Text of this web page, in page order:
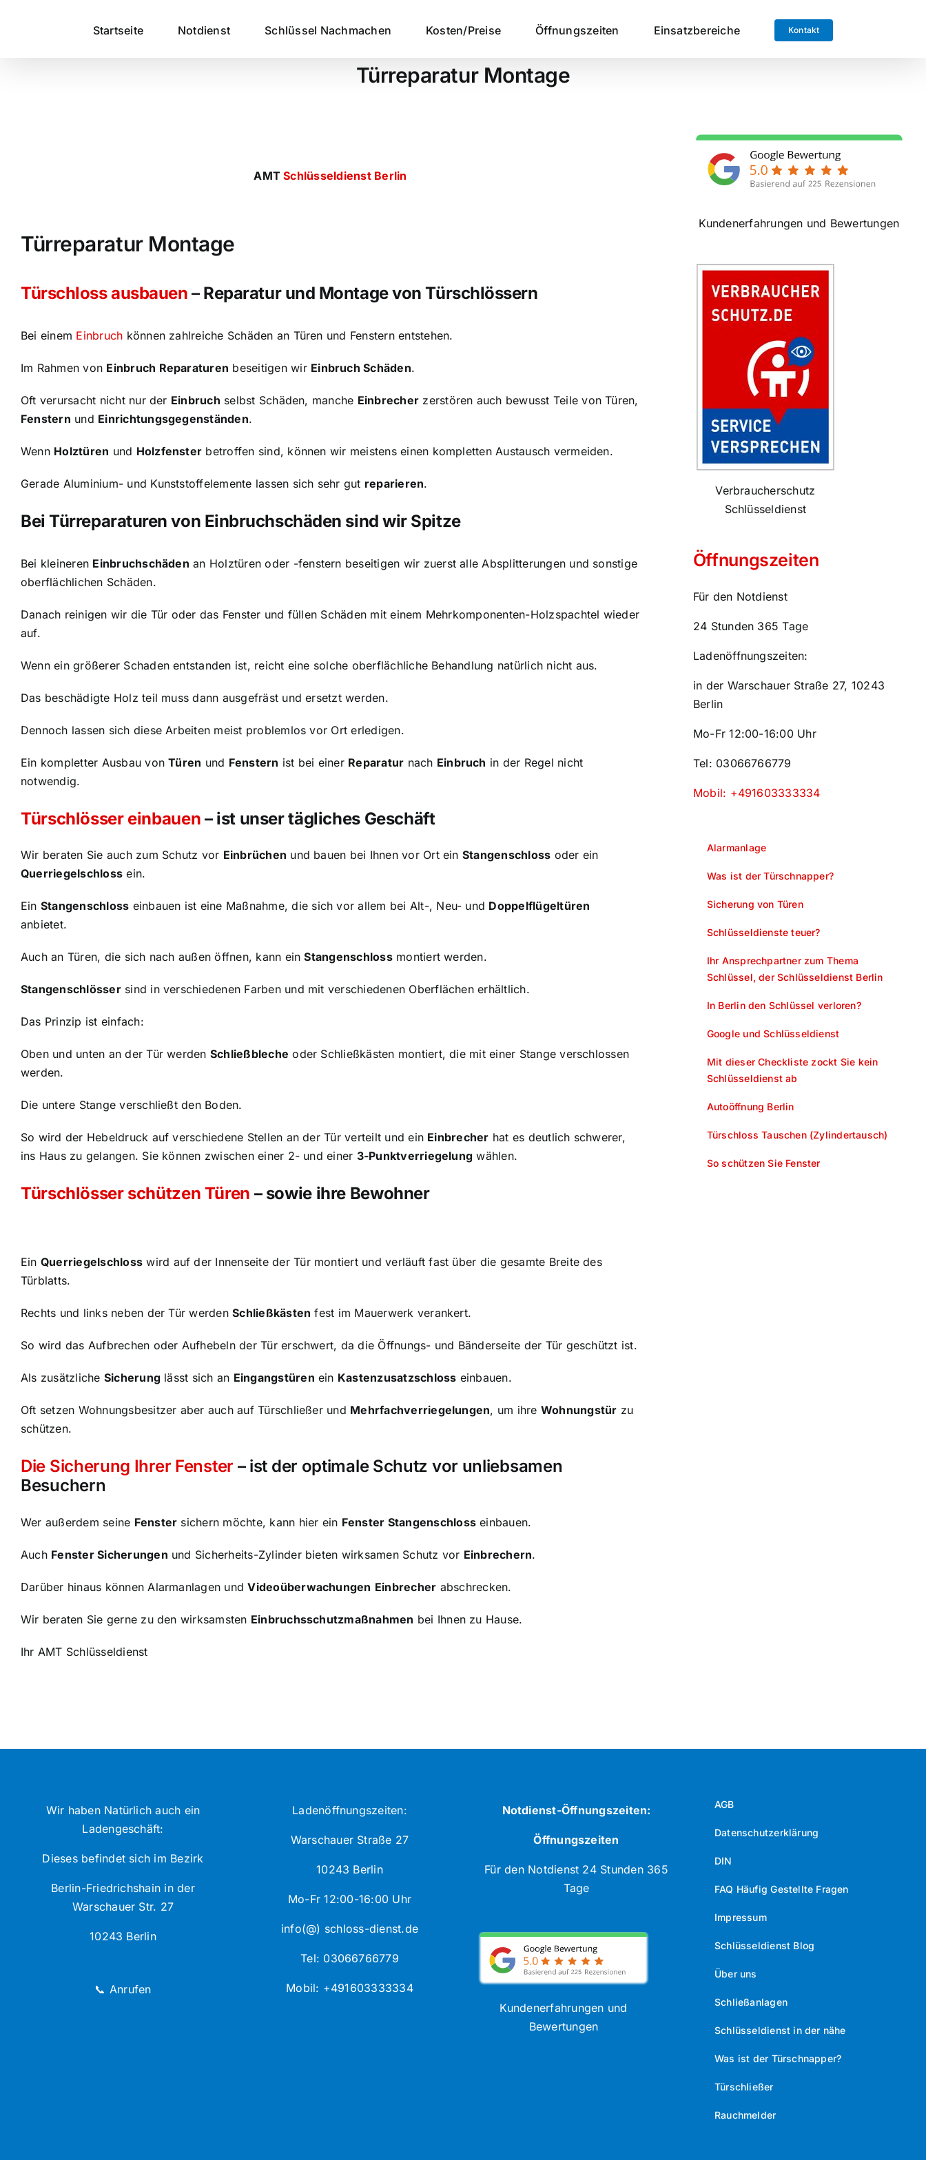
Startseite Notdienst Schlüssel Nachmachen Kosten/Preise Öffnungszeiten Einsatzbereiche Kontakt
Türreparatur Montage
AMTSchlüsseldienst Berlin
Türreparatur Montage
Türschlossausbauen – Reparatur und Montage von Türschlössern
Bei einem Einbruch können zahlreiche Schäden an Türen und Fenstern entstehen.
Im Rahmen von Einbruch Reparaturen beseitigen wir Einbruch Schäden.
Oft verursacht nicht nur der Einbruch selbst Schäden, manche Einbrecher zerstören auch bewusst Teile von Türen,
Fenstern und Einrichtungsgegenständen.
Wenn Holztüren und Holzfenster betroffen sind, können wir meistens einen kompletten Austausch vermeiden.
Gerade Aluminium- und Kunststoffelemente lassen sich sehr gut reparieren.
Bei Türreparaturen von Einbruchschäden sind wir Spitze
Bei kleineren Einbruchschäden an Holztüren oder -fenstern beseitigen wir zuerst alle Absplitterungen und sonstige
oberflächlichen Schäden.
Danach reinigen wir die Tür oder das Fenster und füllen Schäden mit einem Mehrkomponenten-Holzspachtel wieder
auf.
Wenn ein größerer Schaden entstanden ist, reicht eine solche oberflächliche Behandlung natürlich nicht aus.
Das beschädigte Holz teil muss dann ausgefräst und ersetzt werden.
Dennoch lassen sich diese Arbeiten meist problemlos vor Ort erledigen.
Ein kompletter Ausbau vonTüren und Fenstern ist bei einer Reparatur nach Einbruch in der Regel nicht
notwendig.
Türschlösser einbauen – ist unser tägliches Geschäft
Wir beraten Sie auch zum Schutz vor Einbrüchen und bauen bei Ihnen vor Ort ein Stangenschloss oder ein
Querriegelschloss ein.
Ein Stangenschloss einbauen ist eine Maßnahme, die sich vor allem bei Alt-, Neu- und Doppelflügeltüren
anbietet.
Auch an Türen, die sich nach außen öffnen, kann einStangenschlossmontiert werden.
Stangenschlössersind in verschiedenen Farben und mit verschiedenen Oberflächen erhältlich.
Das Prinzip ist einfach:
Oben und unten an der Tür werden Schließbleche oder Schließkästen montiert, die mit einer Stange verschlossen
werden.
Die untere Stange verschließt den Boden.
So wird der Hebeldruck auf verschiedene Stellen an der Tür verteilt und ein Einbrecher hat es deutlich schwerer,
ins Haus zu gelangen. Sie können zwischen einer 2- und einer 3-Punktverriegelung wählen.
Türschlösser schützen Türen – sowie ihre Bewohner
Ein Querriegelschloss wird auf der Innenseite der Tür montiert und verläuft fast über die gesamte Breite des
Türblatts.
Rechts und links neben der Tür werdenSchließkästen fest im Mauerwerk verankert.
So wird das Aufbrechen oder Aufhebeln der Tür erschwert, da die Öffnungs- und Bänderseite der Tür geschützt ist.
Als zusätzliche Sicherung lässt sich an Eingangstüren ein Kastenzusatzschloss einbauen.
Oft setzen Wohnungsbesitzer aber auch auf Türschließer und Mehrfachverriegelungen, um ihre Wohnungstür zu
schützen.
Die Sicherung Ihrer Fenster – ist der optimale Schutz vor unliebsamen
Besuchern
Wer außerdem seine Fenster sichern möchte, kann hier ein Fenster Stangenschlosseinbauen.
Auch Fenster Sicherungen und Sicherheits-Zylinder bieten wirksamen Schutz vor Einbrechern.
Darüber hinaus können Alarmanlagen undVideoüberwachungen Einbrecher abschrecken.
Wir beraten Sie gerne zu den wirksamsten Einbruchsschutzmaßnahmen bei Ihnen zu Hause.
Ihr AMT Schlüsseldienst
Kundenerfahrungen und Bewertungen
Verbraucherschutz
Schlüsseldienst
Öffnungszeiten
Für den Notdienst
24 Stunden 365 Tage
Ladenöffnungszeiten:
in der Warschauer Straße 27, 10243
Berlin
Mo-Fr 12:00-16:00 Uhr
Tel: 03066766779
Mobil: +491603333334
Alarmanlage
Was ist der Türschnapper?
Sicherung von Türen
Schlüsseldienste teuer?
Ihr Ansprechpartner zum Thema
Schlüssel, der Schlüsseldienst Berlin
In Berlin den Schlüssel verloren?
Google und Schlüsseldienst
Mit dieser Checkliste zockt Sie kein
Schlüsseldienst ab
Autoöffnung Berlin
Türschloss Tauschen (Zylindertausch)
So schützen Sie Fenster
Wir haben Natürlich auch ein
Ladengeschäft:
Dieses befindet sich im Bezirk
Berlin-Friedrichshain in der
Warschauer Str. 27
10243 Berlin
📞 Anrufen
Ladenöffnungszeiten:
Warschauer Straße 27
10243 Berlin
Mo-Fr 12:00-16:00 Uhr
info(@) schloss-dienst.de
Tel: 03066766779
Mobil: +491603333334
Notdienst-Öffnungszeiten:
Öffnungszeiten
Für den Notdienst 24 Stunden 365
Tage
Kundenerfahrungen und
Bewertungen
AGB
Datenschutzerklärung
DIN
FAQ Häufig Gestellte Fragen
Impressum
Schlüsseldienst Blog
Über uns
Schließanlagen
Schlüsseldienst in der nähe
Was ist der Türschnapper?
Türschließer
Rauchmelder